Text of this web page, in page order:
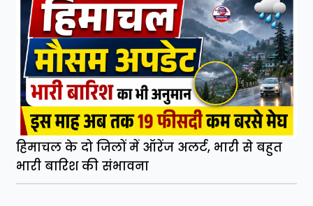
हिमाचल के दो जिलों में ऑरेंज अलर्ट, भारी से बहुत
भारी बारिश की संभावना